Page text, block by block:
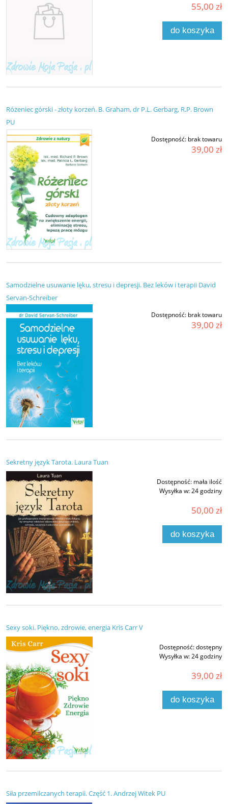
55,00 zł
do koszyka
Różeniec górski - złoty korzeń. B. Graham, dr P.L. Gerbarg, R.P. Brown
PU
Dostępność: brak towaru
39,00 zł
Samodzielne usuwanie lęku, stresu i depresji. Bez leków i terapii David
Servan-Schreiber
Dostępność: brak towaru
39,00 zł
Sekretny język Tarota. Laura Tuan
Dostępność: mała ilość
Wysyłka w:24 godziny
50,00 zł
do koszyka
Sexy soki. Piękno, zdrowie, energia Kris Carr V
Dostępność:dostępny
Wysyłka w:24 godziny
39,00 zł
do koszyka
Siła przemilczanych terapii. Część 1. Andrzej Witek PU